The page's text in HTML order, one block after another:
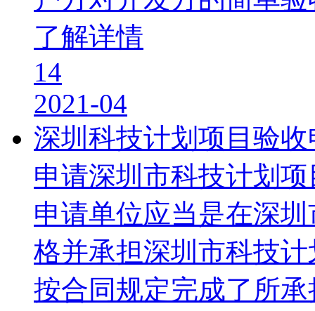
了解详情
14
2021-04
深圳科技计划项目验
申请深圳市科技计划
申请单位应当是在深
格并承担深圳市科技
按合同规定完成了所